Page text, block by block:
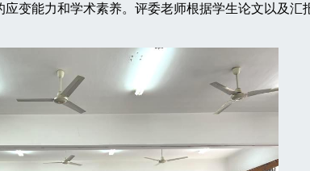
变能力和学术素养。评委老师根据学生论文以及